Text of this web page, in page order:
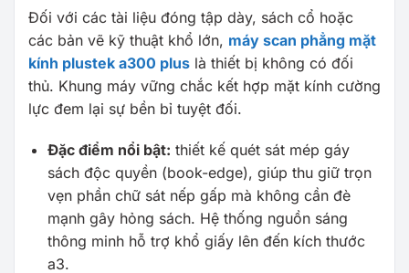
Đối với các tài liệu đóng tập dày, sách cổ hoặc
các bản vẽ kỹ thuật khổ lớn, máy scan phẳng mặt
kính plustek a300 plus là thiết bị không có đối
thủ. Khung máy vững chắc kết hợp mặt kính cường
lực đem lại sự bền bỉ tuyệt đối.
Đặc điểm nổi bật: thiết kế quét sát mép gáy
sách độc quyền (book-edge), giúp thu giữ trọn
vẹn phần chữ sát nếp gấp mà không cần đè
mạnh gây hỏng sách. Hệ thống nguồn sáng
thông minh hỗ trợ khổ giấy lên đến kích thước
a3.